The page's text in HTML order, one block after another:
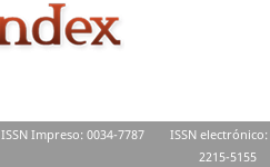
ISSN Impreso: 0034-7787
ISSN electrónico:
2215-5155